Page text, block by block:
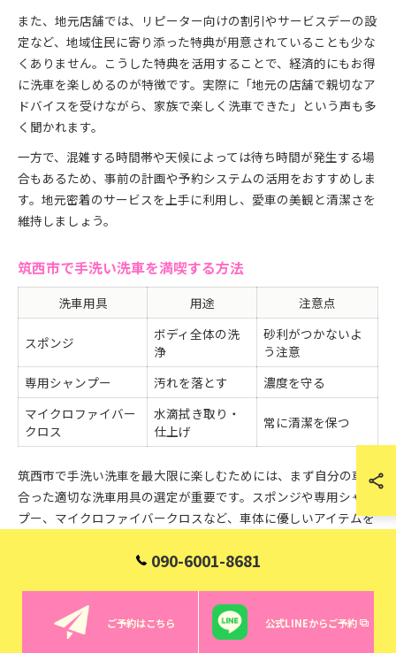
また、地元店舗では、リピーター向けの割引やサービスデーの設
定など、地域住民に寄り添った特典が用意されていることも少な
くありません。こうした特典を活用することで、経済的にもお得
に洗車を楽しめるのが特徴です。実際に「地元の店舗で親切なア
ドバイスを受けながら、家族で楽しく洗車できた」という声も多
く聞かれます。
一方で、混雑する時間帯や天候によっては待ち時間が発生する場
合もあるため、事前の計画や予約システムの活用をおすすめしま
す。地元密着のサービスを上手に利用し、愛車の美観と清潔さを
維持しましょう。
筑西市で手洗い洗車を満喫する方法
洗車用具 用途 注意点
スポンジ
ボディ全体の洗
浄
砂利がつかないよ
う注意
専用シャンプー
汚れを落とす
濃度を守る
マイクロファイバー
クロス
水滴拭き取り・
仕上げ
常に清潔を保つ
筑西市で手洗い洗車を最大限に楽しむためには、まず自分の車に
合った適切な洗車用具の選定が重要です。スポンジや専用シャン
プー、マイクロファイバークロスなど、車体に優しいアイテムを
ィング施工を考えている場合は、専用のケミカルや仕上げクロス
洗車の流れとしては、まず水で大まかな汚れを落とし、専用シャ
ンプーで丁寧に手洗いします。その後、十分にすすいでから、マ
090-6001-8681
ご予約はこちら 公式LINEからご予約